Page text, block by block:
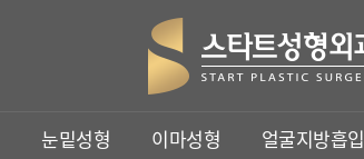
눈밑성형 이마성형 얼굴지방흡입